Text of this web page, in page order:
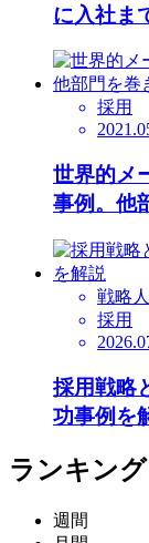
に入社ま
採用
世界的メ
事例。他
戦略
採用
採用戦略
功事例を
ランキング
週間